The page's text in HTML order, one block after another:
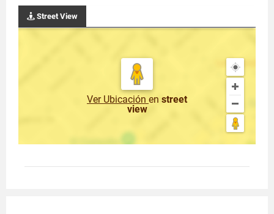
Street View
Ver Ubicación en street
view